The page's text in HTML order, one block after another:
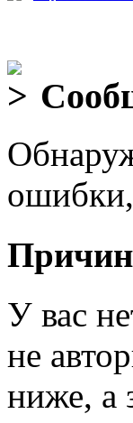
У вас
не
ниже, а